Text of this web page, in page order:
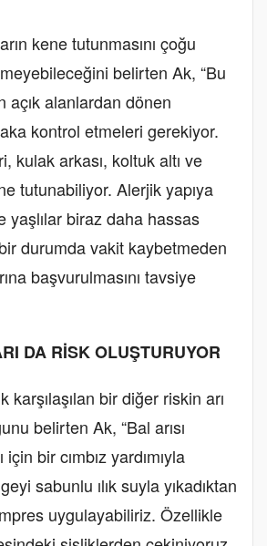
kene tutunmasını çoğu
belirten Ak, “Bu
açık alanlardan dönen
kontrol etmeleri gerekiyor.
kulak arkası, koltuk altı ve
tutunabiliyor. Alerjik yapıya
yaşlılar biraz daha hassas
durumda vakit kaybetmeden
başvurulmasını tavsiye
DA RİSK OLUŞTURUYOR
karşılaşılan bir diğer riskin arı
belirten Ak, “Bal arısı
için bir cımbız yardımıyla
sabunlu ılık suyla yıkadıktan
uygulayabiliriz. Özellikle